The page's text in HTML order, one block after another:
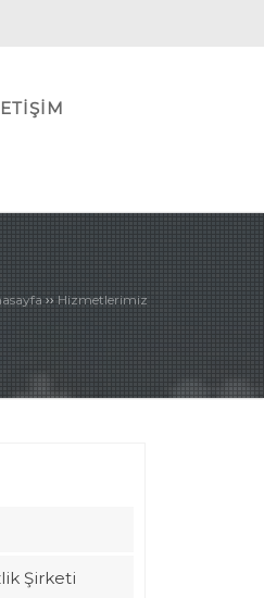
›› Hizmetlerimiz
Şirketi